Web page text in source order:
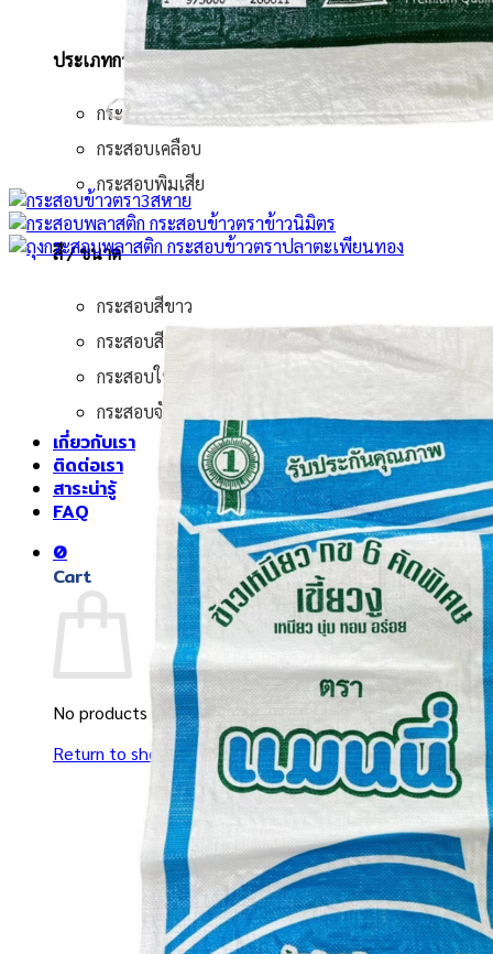
ประเภทการผลิต
กระสอบกราเวียร์
กระสอบเคลือบ
กระสอบพิมเสีย
สี / ขนาด
กระสอบสีขาว
กระสอบสีน้ำตาล
กระสอบใหญ่
กระสอบจัมโบ้
เกี่ยวกับเรา
ติดต่อเรา
สาระน่ารู้
FAQ
0
Cart
No products in the cart.
Return to shop